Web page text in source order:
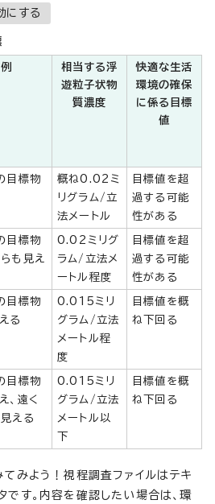
にする
相当する浮
遊粒子状物
質濃度
快適な生活
環境の確保
に係る目標
値
目標物
概ね0.02ミ
リグラム/立
法メートル
目標値を超
過する可能
性がある
目標物
も見え
0.02ミリグ
ラム/立法メ
ートル程度
目標値を超
過する可能
性がある
目標物
る
0.015ミリ
グラム/立法
メートル程
度
目標値を概
ね下回る
目標物
、遠く
える
0.015ミリ
グラム/立法
メートル以
下
目標値を概
ね下回る
てみよう！視程調査ファイルはテキ
です。内容を確認したい場合は、環